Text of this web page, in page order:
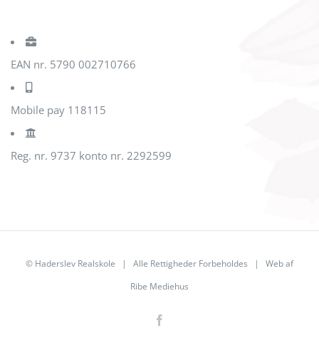
EAN nr. 5790 002710766
Mobile pay 118115
Reg. nr. 9737 konto nr. 2292599
© Haderslev Realskole | Alle Rettigheder Forbeholdes | Web af
Ribe Mediehus